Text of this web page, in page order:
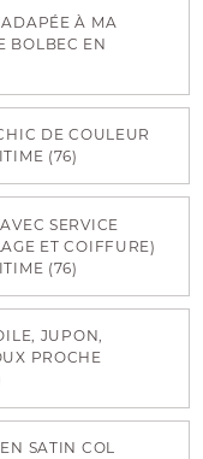
À MA
BOLBEC EN
DE COULEUR
(76)
SERVICE
ET COIFFURE)
(76)
JUPON,
PROCHE
SATIN COL